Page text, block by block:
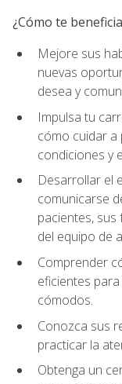
¿Cómo te
Mejore sus
nuevas
desea y
Impulsa tu
cómo cuidar a
condiciones y
Desarrollar el
comunicarse
pacientes,
del equipo de
Comprender
eficientes
cómodos.
Conozca sus
practicar la
Obtenga un